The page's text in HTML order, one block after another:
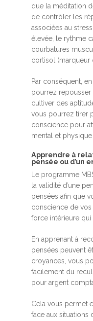
que la méditation
de contrôler les
associées au
élevée, le rythme
courbatures
cortisol (marqueur
Par conséquent,
pourrez
cultiver des
vous pourrez tirer
conscience pour
mental et
Apprendre à
pensée ou d’un
Le programme
la validité d’une
pensées afin que
conscience de vos
force intérieure qui
En apprenant à
pensées peuvent
croyances, vous
facilement du
pour argent
Cela vous permet
face aux situations